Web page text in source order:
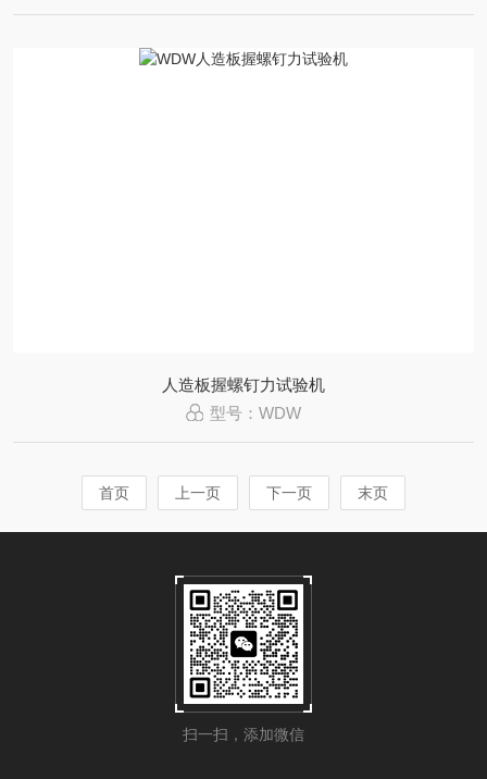
人造板握螺钉力试验机
型号：WDW
首页 上一页 下一页 末页
扫一扫，添加微信